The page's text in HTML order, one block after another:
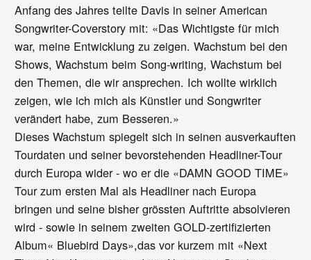
Anfang des Jahres teilte Davis in seiner American
Songwriter-Coverstory mit: «Das Wichtigste für mich
war, meine Entwicklung zu zeigen. Wachstum bei den
Shows, Wachstum beim Song-writing, Wachstum bei
den Themen, die wir ansprechen. Ich wollte wirklich
zeigen, wie ich mich als Künstler und Songwriter
verändert habe, zum Besseren.»
Dieses Wachstum spiegelt sich in seinen ausverkauften
Tourdaten und seiner bevorstehenden Headliner-Tour
durch Europa wider - wo er die «DAMN GOOD TIME»
Tour zum ersten Mal als Headliner nach Europa
bringen und seine bisher grössten Auftritte absolvieren
wird - sowie in seinem zweiten GOLD-zertifizierten
Album« Bluebird Days»,das vor kurzem mit «Next